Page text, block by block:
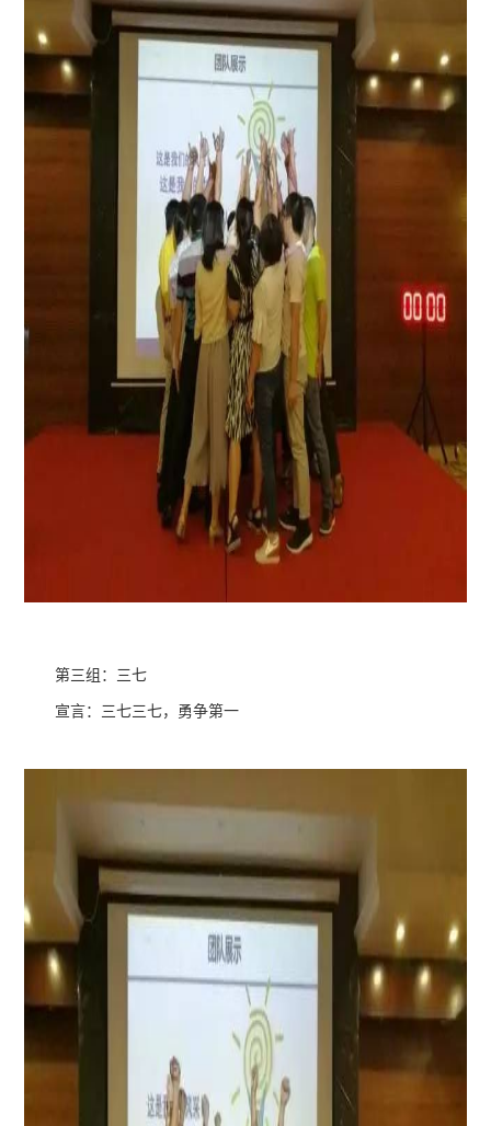
第三组：三七
宣言：三七三七，勇争第一